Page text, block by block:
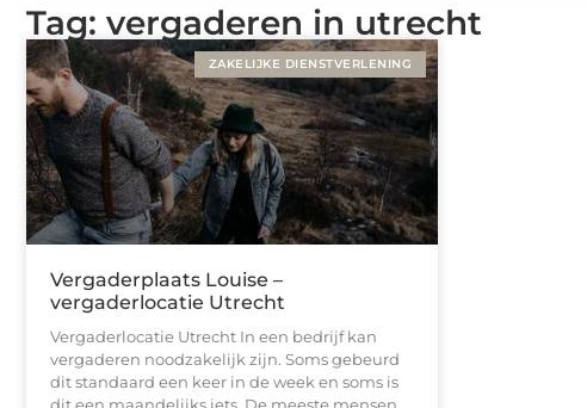
Tag: vergaderen in utrecht
ZAKELIJKE DIENSTVERLENING
Vergaderplaats Louise –
vergaderlocatie Utrecht
Vergaderlocatie Utrecht In een bedrijf kan
vergaderen noodzakelijk zijn. Soms gebeurd
dit standaard een keer in de week en soms is